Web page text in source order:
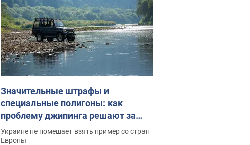
Значительные штрафы и
специальные полигоны: как
проблему джипинга решают за
границей
Украине не помешает взять пример со стран
Европы